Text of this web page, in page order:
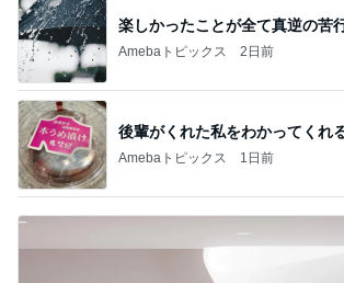
楽しかったことが全て真逆の苦
Amebaトピックス 2日前
後輩がくれた私をわかってくれ
Amebaトピックス 1日前